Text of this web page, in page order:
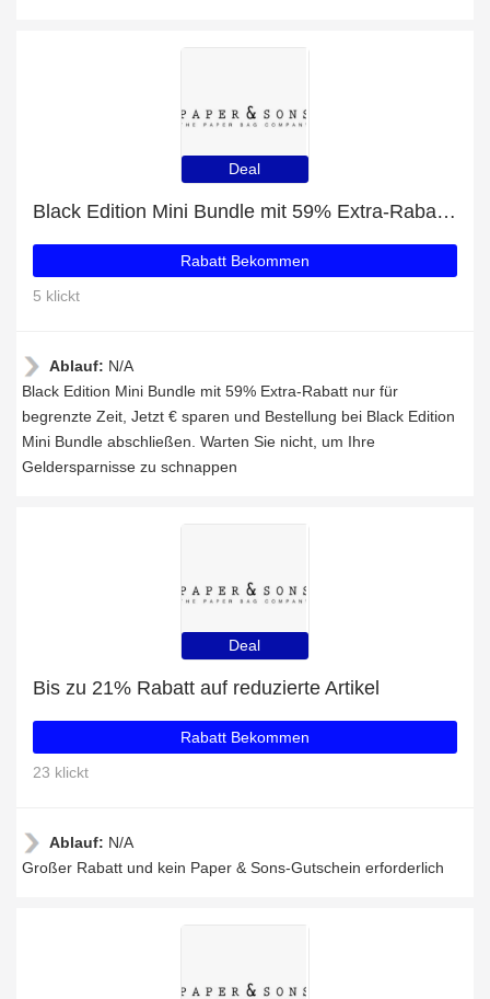
Deal
Black Edition Mini Bundle mit 59% Extra-Rabatt nur für begrenzte Zeit
Rabatt Bekommen
5 klickt
Ablauf: N/A
Black Edition Mini Bundle mit 59% Extra-Rabatt nur für
begrenzte Zeit, Jetzt € sparen und Bestellung bei Black Edition
Mini Bundle abschließen. Warten Sie nicht, um Ihre
Geldersparnisse zu schnappen
Deal
Bis zu 21% Rabatt auf reduzierte Artikel
Rabatt Bekommen
23 klickt
Ablauf: N/A
Großer Rabatt und kein Paper & Sons-Gutschein erforderlich